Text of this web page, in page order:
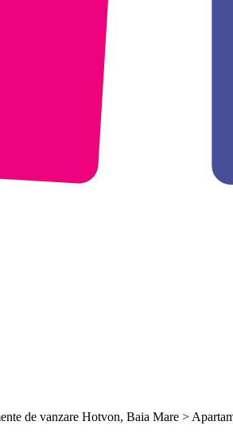
de vanzare Hotvon, Baia Mare >